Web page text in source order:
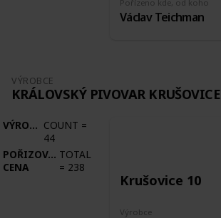
Pořízeno kde, od koho
Václav Teichman
VÝROBCE
KRÁLOVSKÝ PIVOVAR KRUŠOVICE
VÝROBCE COUNT =
44
POŘIZOVACÍ
CENA
TOTAL
= 238
Krušovice 10
Výrobce